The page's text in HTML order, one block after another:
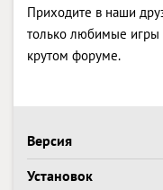
Приходите в наши
только любимые игры
крутом форуме.
Версия
Установок